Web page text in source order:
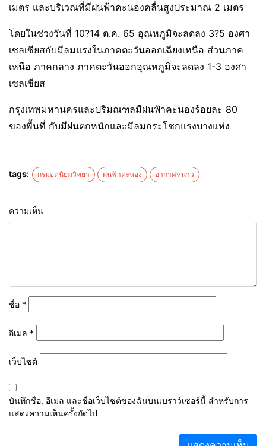
เมตร และบริเวณที่มีฝนฟ้าคะนองคลื่นสูงประมาณ 2 เมตร
โดยในช่วงวันที่ 10?14 ต.ค. 65 อุณหภูมิจะลดลง 3?5 องศา
เซลเซียสกับมีลมแรงในภาคตะวันออกเฉียงเหนือ ส่วนภาค
เหนือ ภาคกลาง ภาคตะวันออกอุณหภูมิจะลดลง 1-3 องศา
เซลเซียส
กรุงเทพมหานครและปริมณฑลมีฝนฟ้าคะนองร้อยละ 80
ของพื้นที่ กับมีฝนตกหนักและมีลมกระโชกแรงบางแห่ง
tags: กรมอุตุนิยมวิทยา ฝนฟ้าคะนอง อากาศหนาว
ความเห็น
ชื่อ *
อีเมล *
เว็บไซต์
บันทึกชื่อ, อีเมล และชื่อเว็บไซต์ของฉันบนเบราว์เซอร์นี้ สำหรับการ
แสดงความเห็นครั้งถัดไป